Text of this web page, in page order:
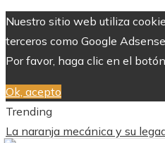
Nuestro sitio web utiliza
terceros como Google
Por favor, haga clic en el
Ok, acepto
Trending
La naranja mecánica y su